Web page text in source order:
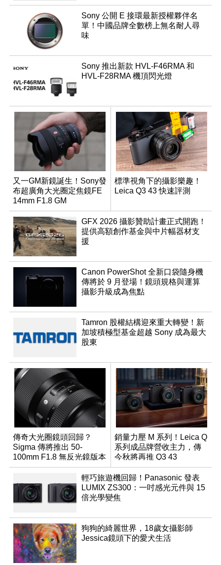
Sony 公開 E 接環最新授權夥伴名
單！中國品牌全數榜上無名耐人尋
味
Sony 推出新款 HVL-F46RMA 和
HVL-F28RMA 機頂閃光燈
又一GM新鏡誕生！Sony發
布超廣角大光圈定焦鏡FE
14mm F1.8 GM
標準視角下的攝影樂趣！
Leica Q3 43 快速評測
GFX 2026 攝影贊助計畫正式開跑！
提供高額創作基金與中片幅器材支
援
Canon PowerShot 全新口袋隨身機
傳將於 9 月登場！鏡頭規格與運算
攝影升級成為焦點
Tamron 股權結構迎來重大轉變！新
加坡積極型基金超越 Sony 成為最大
股東
傳奇大光圈鏡頭回歸？
Sigma 傳將推出 50-
100mm F1.8 無反光鏡版本
銷量力壓 M 系列！Leica Q
系列成品牌營收主力，傳
今秋將再推 Q3 43
Monochrom
輕巧旅遊機回歸！Panasonic 發表
LUMIX ZS300：一吋感光元件與 15
倍光學變焦
狗狗的綺麗世界，18歲女攝影師
Jessica鏡頭下的愛犬生活